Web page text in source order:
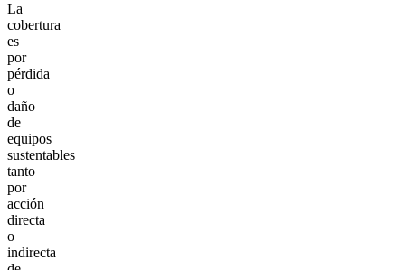
La
cobertura
es
por
pérdida
o
daño
de
equipos
sustentables
tanto
por
acción
directa
o
indirecta